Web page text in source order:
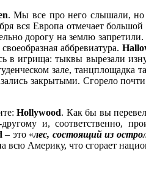
. Мы все про него слышали, но
вся Европа отмечает
дорогу на землю
аббревиатура.
игрища: тыквы вырезали
зале, танцплощадка
закрытыми. Сгорело
Hollywood. Как бы вы
и, соответственно,
– это «лес, состоящий из
Америку, что сгорает